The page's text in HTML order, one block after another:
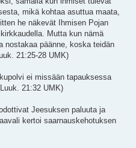
mikä kohtaa asuttua maata,
he näkevät Ihmisen Pojan
Mutta kun nämä
nostakaa päänne, koska teidän
21:25-28 UMK)
ei missään tapauksessa
21:32 UMK)
Jeesuksen paluuta ja
kertoi saarnauskehotuksen